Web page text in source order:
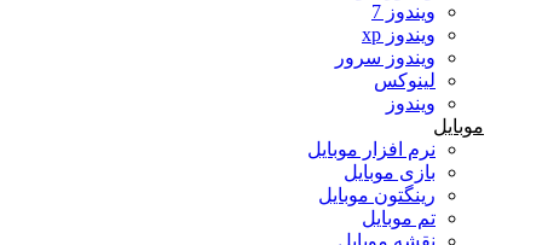
ویندوز 7
ویندوز xp
ویندوز سرور
لینوکس
ویندوز
نرم افزار موبایل
بازی موبایل
رینگتون موبایل
تم موبایل
نقشه موبایل